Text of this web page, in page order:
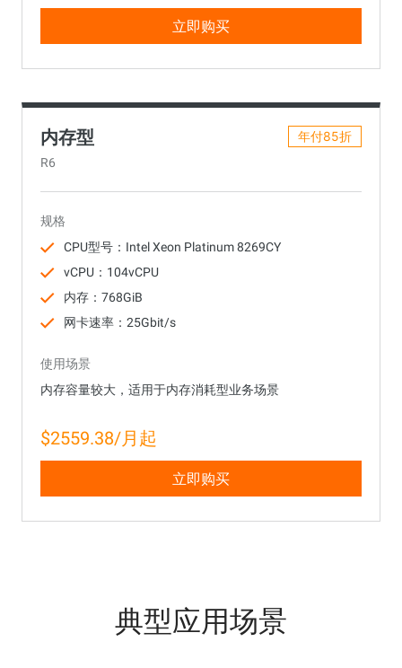
立即购买
内存型 年付85折
R6
规格
CPU型号：Intel Xeon Platinum 8269CY
vCPU：104vCPU
内存：768GiB
网卡速率：25Gbit/s
使用场景
内存容量较大，适用于内存消耗型业务场景
$2559.38/月起
立即购买
典型应用场景